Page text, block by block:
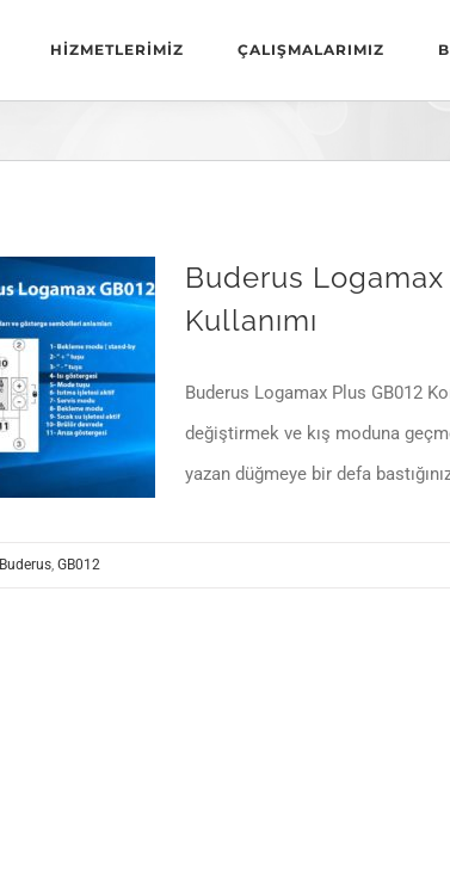
HİZMETLERİMİZ ÇALIŞMALARIMIZ
Buderus
Kullanımı
Buderus Logamax Plus GB012
değiştirmek ve kış moduna
yazan düğmeye bir defa
Buderus,GB012